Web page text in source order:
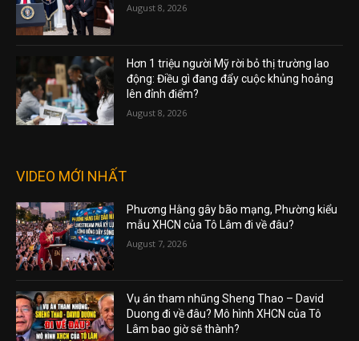
August 8, 2026
Hơn 1 triệu người Mỹ rời bỏ thị trường lao
động: Điều gì đang đẩy cuộc khủng hoảng
lên đỉnh điểm?
August 8, 2026
VIDEO MỚI NHẤT
Phương Hằng gây bão mạng, Phường kiểu
mẫu XHCN của Tô Lâm đi về đâu?
August 7, 2026
Vụ án tham nhũng Sheng Thao – David
Duong đi về đâu? Mô hình XHCN của Tô
Lâm bao giờ sẽ thành?